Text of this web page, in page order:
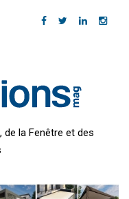
de la Fenêtre et des